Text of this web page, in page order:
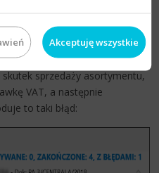
zmian przypisania
sprzedaży mogą
podatkowego, czyli
sprzedaży asortymentu,
VAT, a następnie
to taki błąd:
Akceptuję wszystkie